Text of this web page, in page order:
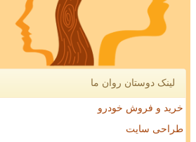
لینک دوستان روان ما
خرید و فروش خودرو
طراحی سایت